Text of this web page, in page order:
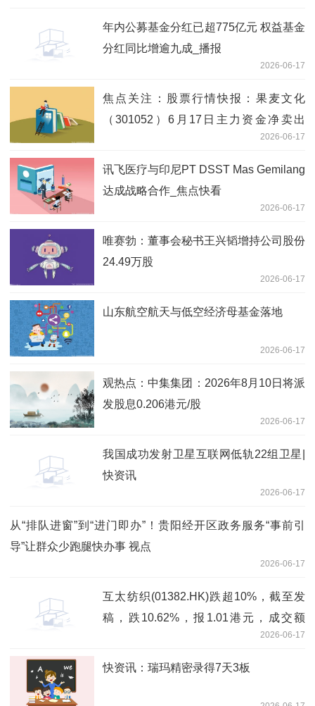
年内公募基金分红已超775亿元 权益基金
分红同比增逾九成_播报
2026-06-17
焦点关注：股票行情快报：果麦文化
（301052）6月17日主力资金净卖出
2026-06-17
讯飞医疗与印尼PT DSST Mas Gemilang
达成战略合作_焦点快看
2026-06-17
唯赛勃：董事会秘书王兴韬增持公司股份
24.49万股
2026-06-17
山东航空航天与低空经济母基金落地
2026-06-17
观热点：中集集团：2026年8月10日将派
发股息0.206港元/股
2026-06-17
我国成功发射卫星互联网低轨22组卫星|
快资讯
2026-06-17
从“排队进窗”到“进门即办”！贵阳经开区政务服务“事前引
导”让群众少跑腿快办事 视点
2026-06-17
互太纺织(01382.HK)跌超10%，截至发
稿，跌10.62%，报1.01港元，成交额
2026-06-17
快资讯：瑞玛精密录得7天3板